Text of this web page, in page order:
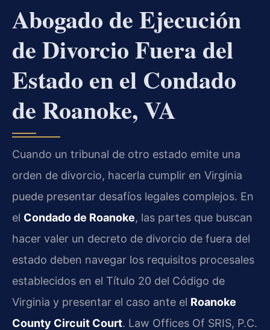
Abogado de Ejecución
de Divorcio Fuera del
Estado en el Condado
de Roanoke, VA
Cuando un tribunal de otro estado emite una
orden de divorcio, hacerla cumplir en Virginia
puede presentar desafíos legales complejos. En
el Condado de Roanoke, las partes que buscan
hacer valer un decreto de divorcio de fuera del
estado deben navegar los requisitos procesales
establecidos en el Título 20 del Código de
Virginia y presentar el caso ante el Roanoke
County Circuit Court. Law Offices Of SRIS, P.C.